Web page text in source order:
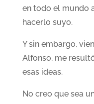
en todo el mundo
hacerlo suyo.
Y sin embargo,
Alfonso, me
esas ideas.
No creo que sea